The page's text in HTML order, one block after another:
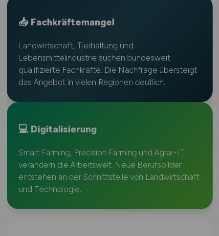
📥 Fachkräftemangel
Landwirtschaft, Tierhaltung und
Lebensmittelindustrie suchen bundesweit
qualifizierte Fachkräfte. Die Nachfrage übersteigt
das Angebot in vielen Regionen deutlich.
💻 Digitalisierung
Smart Farming, Precision Farming und Agrar-IT
verändern die Arbeitswelt. Neue Berufsbilder
entstehen an der Schnittstelle von Landwirtschaft
und Technologie.